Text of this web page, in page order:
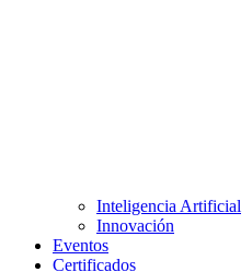
Inteligencia Artificial
Innovación
Eventos
Certificados